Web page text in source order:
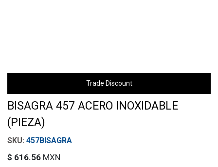
Trade Discount
BISAGRA 457 ACERO INOXIDABLE
(PIEZA)
457BISAGRA
$ 616.56 MXN